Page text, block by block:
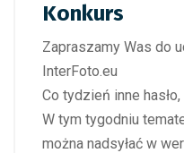
Konkurs
Zapraszamy Was do
InterFoto.eu
Co tydzień inne
W tym tygodniu
można nadsyłać w